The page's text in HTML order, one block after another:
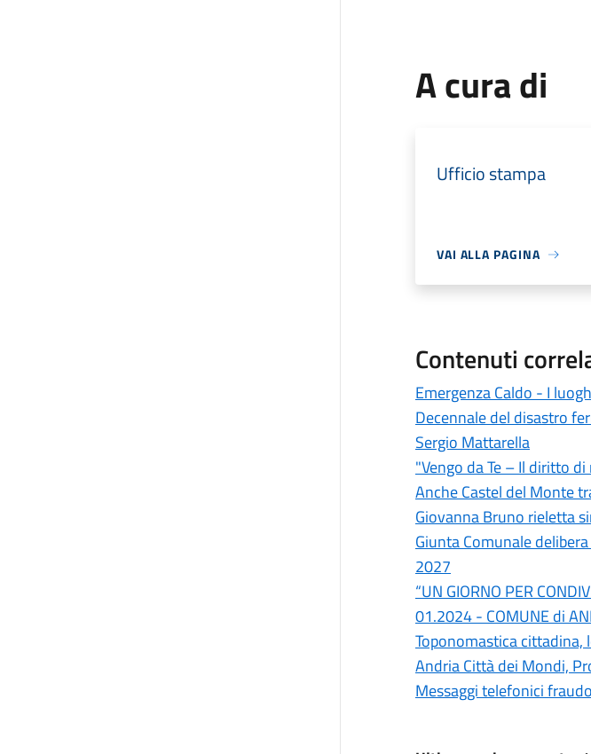
A cura di
Ufficio stampa
VAI ALLA PAGINA
Contenuti
Emergenza Caldo - I
Decennale del disastro
Sergio Mattarella
"Vengo da Te – Il diritto
Anche Castel del Monte
Giovanna Bruno rieletta
Giunta Comunale
2027
“UN GIORNO PER
01.2024 - COMUNE di
Toponomastica
Andria Città dei Mondi,
Messaggi telefonici